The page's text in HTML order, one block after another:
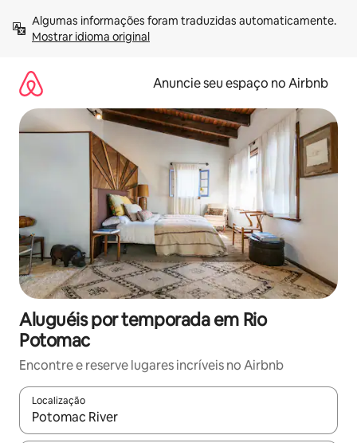
para
Mostrar idioma original
Anuncie seu espaço no Airbnb
Aluguéis por temporada em Rio
Potomac
Encontre e reserve lugares incríveis no Airbnb
Localização
Quando os resultados estiverem disponíveis, explore-os